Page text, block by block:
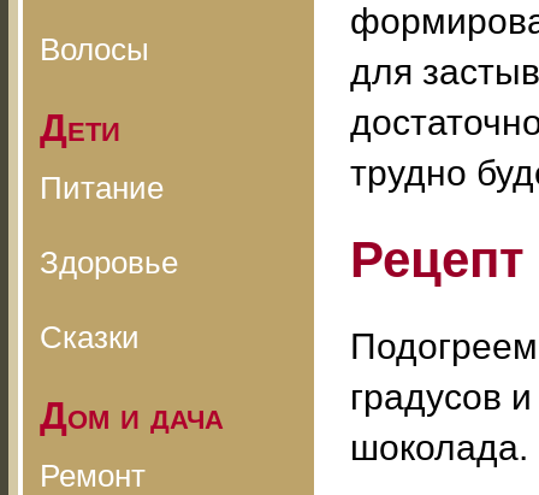
Волосы
Дети
Питание
Здоровье
Сказки
Дом и дача
Ремонт
для
трудно
градусов